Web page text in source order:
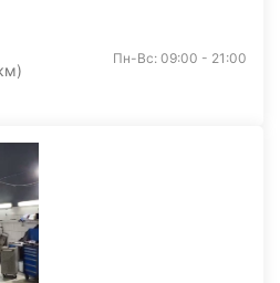
Пн-Вс: 09:00 - 21:00